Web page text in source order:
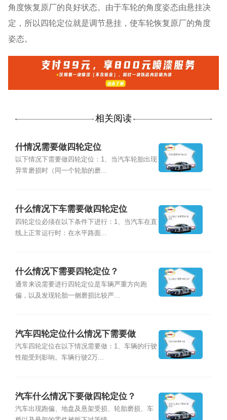
角度恢复原厂的良好状态。由于车轮的角度姿态由悬挂决
定，所以四轮定位就是调节悬挂，使车轮恢复原厂的角度
姿态。
相关阅读
什情况需要做四轮定位
以下情况下需要做四轮定位：1、当汽车轮胎出现
异常磨损时（同一个轮胎的磨...
什么情况下车需要做四轮定位
四轮定位必须在以下条件下进行：1、当汽车在直
线上正常运行时：在水平路面...
什么情况下需要四轮定位？
通常来说需要进行四轮定位是车辆严重方向跑
偏，以及发现轮胎一侧磨损比较严...
汽车四轮定位什么情况下需要做
汽车四轮定位在以下情况需要做：1、车辆的行驶
性能受到影响。车辆行驶2万...
汽车什么情况下要做四轮定位？
汽车出现跑偏、地盘及悬架受损、轮胎磨损、车